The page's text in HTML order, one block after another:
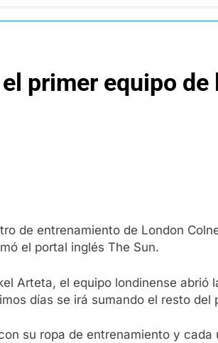
primer equipo de
de entrenamiento de London
el portal inglés The Sun.
Arteta, el equipo londinense abrió
días se irá sumando el resto del
su ropa de entrenamiento y